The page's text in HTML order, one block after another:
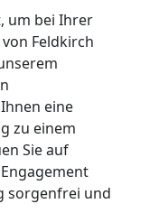
um bei Ihrer
von Feldkirch
eine
zu einem
Sie auf
sorgenfrei und